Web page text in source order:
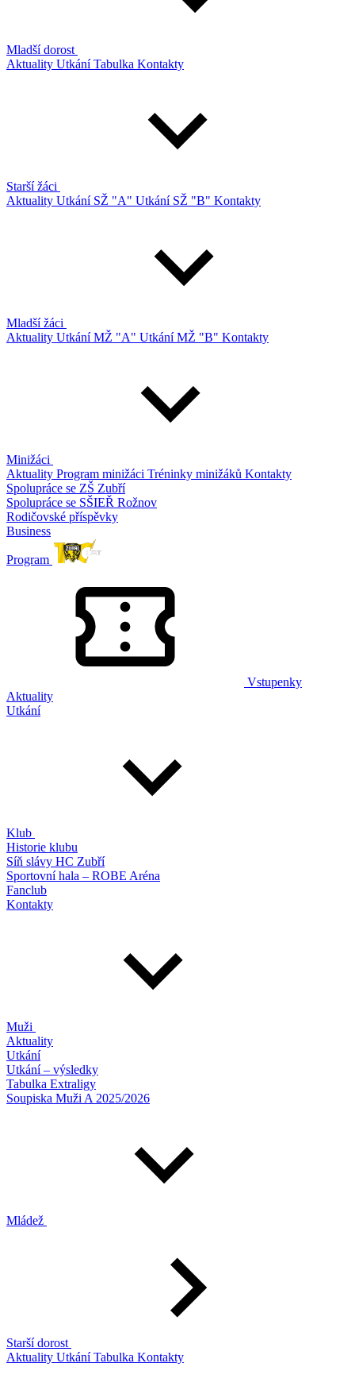
Mladší dorost
Aktuality UtkáníTabulka Kontakty
Starší žáci
Aktuality Utkání SŽ "A" Utkání SŽ "B" Kontakty
Mladší žáci
Aktuality Utkání MŽ "A" Utkání MŽ "B" Kontakty
Minižáci
Aktuality Program minižáci Tréninky minižáků Kontakty
Spolupráce se ZŠ Zubří
Spolupráce se SŠIEŘ Rožnov
Rodičovské příspěvky
Business
Program
Vstupenky
Aktuality
Utkání
Klub
Historie klubu
Síň slávy HC Zubří
Sportovní hala – ROBE Aréna
Fanclub
Kontakty
Muži
Aktuality
Utkání
Utkání – výsledky
Tabulka Extraligy
Soupiska Muži A 2025/2026
Mládež
Starší dorost
Aktuality UtkáníTabulka Kontakty